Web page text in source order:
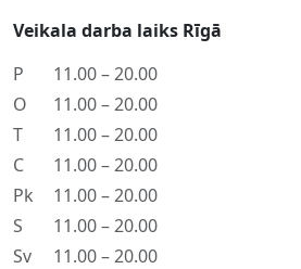
Veikala darba laiks Rīgā
P
11.00 – 20.00
O
11.00 – 20.00
T
11.00 – 20.00
C
11.00 – 20.00
Pk
11.00 – 20.00
S
11.00 – 20.00
Sv
11.00 – 20.00